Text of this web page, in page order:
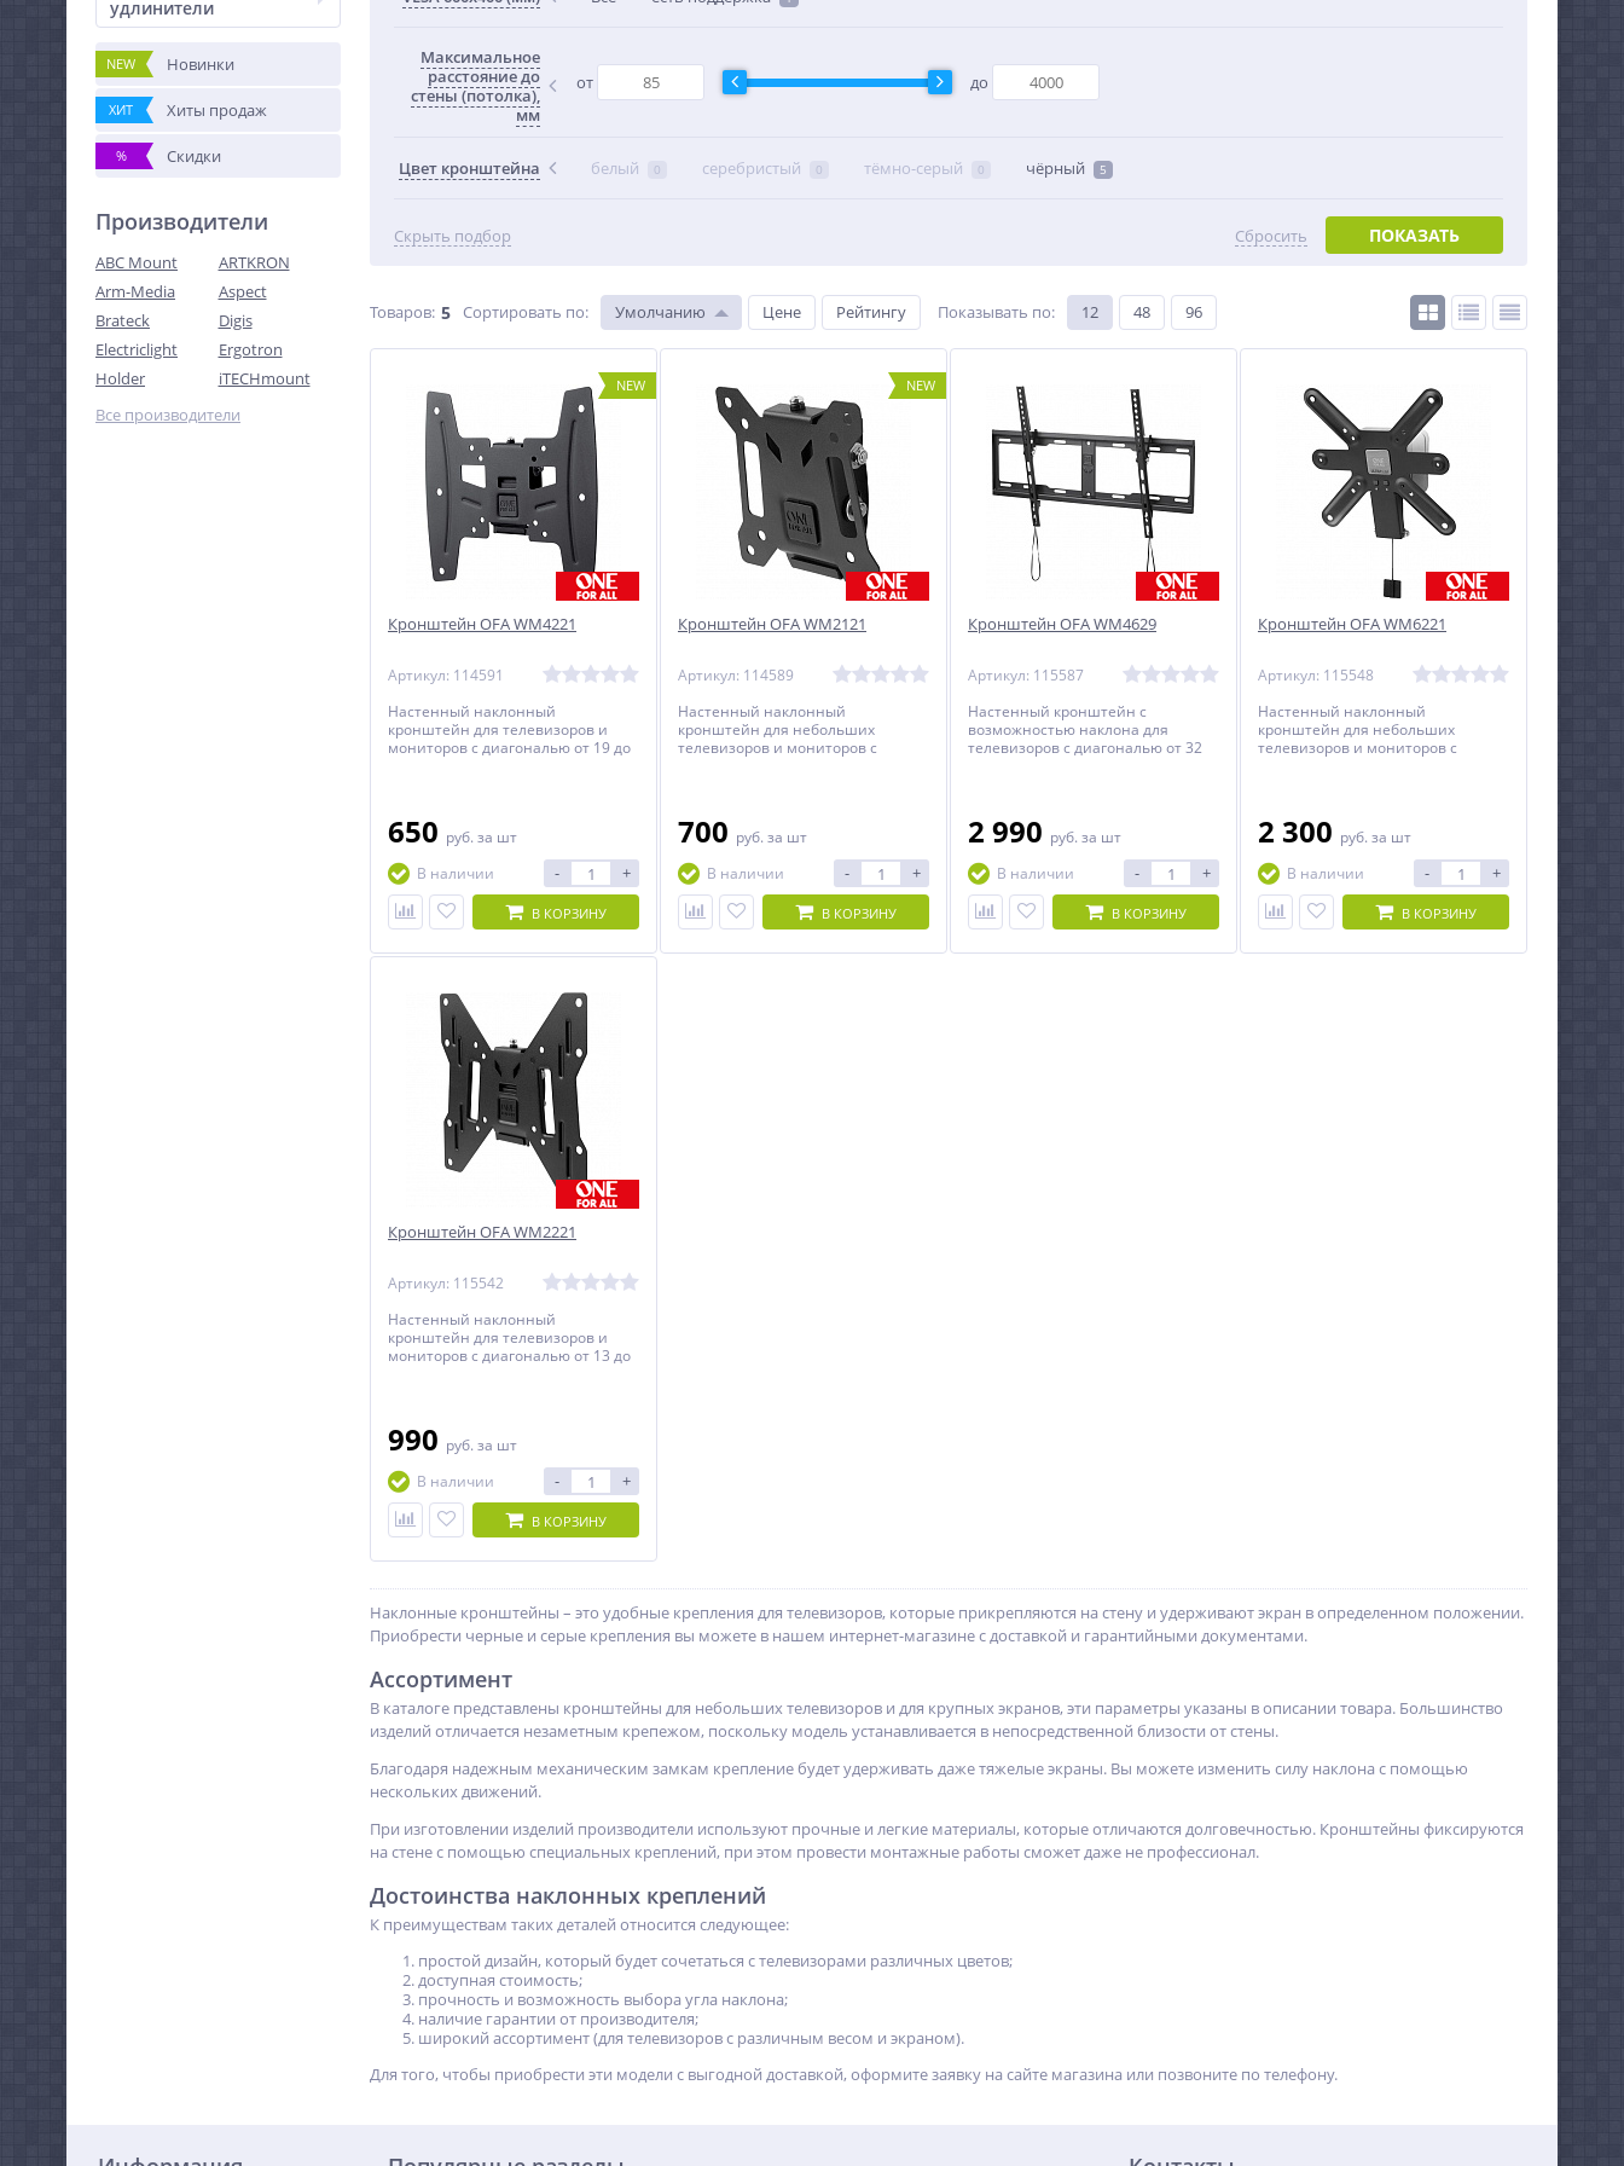
удлинители
NEW Новинки
ХИТ Хиты продаж
% Скидки
Производители
ABC Mount
ARTKRON
Arm-Media
Aspect
Brateck
Digis
Electriclight
Ergotron
Holder
iTECHmount
Все производители
Максимальное
расстояние до
стены (потолка),
мм
от до
Цвет кронштейна белый 0 серебристый 0 тёмно-серый 0 чёрный 5
Скрыть подбор ПОКАЗАТЬ
Сбросить
Товаров: 5 Сортировать по: Умолчанию Цене Рейтингу Показывать по: 12 48 96
NEW
Кронштейн OFA WM4221
Артикул: 114591
Настенный наклонный
кронштейн для телевизоров и
мониторов с диагональю от 19 до
650 руб. за шт
В наличии
- +
В КОРЗИНУ
NEW
Кронштейн OFA WM2121
Артикул: 114589
Настенный наклонный
кронштейн для небольших
телевизоров и мониторов с
700 руб. за шт
В наличии
- +
В КОРЗИНУ
Кронштейн OFA WM4629
Артикул: 115587
Настенный кронштейн с
возможностью наклона для
телевизоров с диагональю от 32
2 990 руб. за шт
В наличии
- +
В КОРЗИНУ
Кронштейн OFA WM6221
Артикул: 115548
Настенный наклонный
кронштейн для небольших
телевизоров и мониторов с
2 300 руб. за шт
В наличии
- +
В КОРЗИНУ
Кронштейн OFA WM2221
Артикул: 115542
Настенный наклонный
кронштейн для телевизоров и
мониторов с диагональю от 13 до
990 руб. за шт
В наличии
- +
В КОРЗИНУ
Наклонные кронштейны – это удобные крепления для телевизоров, которые прикрепляются на стену и удерживают экран в определенном положении.
Приобрести черные и серые крепления вы можете в нашем интернет-магазине с доставкой и гарантийными документами.
Ассортимент
В каталоге представлены кронштейны для небольших телевизоров и для крупных экранов, эти параметры указаны в описании товара. Большинство
изделий отличается незаметным крепежом, поскольку модель устанавливается в непосредственной близости от стены.
Благодаря надежным механическим замкам крепление будет удерживать даже тяжелые экраны. Вы можете изменить силу наклона с помощью
нескольких движений.
При изготовлении изделий производители используют прочные и легкие материалы, которые отличаются долговечностью. Кронштейны фиксируются
на стене с помощью специальных креплений, при этом провести монтажные работы сможет даже не профессионал.
Достоинства наклонных креплений
К преимуществам таких деталей относится следующее:
простой дизайн, который будет сочетаться с телевизорами различных цветов;
доступная стоимость;
прочность и возможность выбора угла наклона;
наличие гарантии от производителя;
широкий ассортимент (для телевизоров с различным весом и экраном).
Для того, чтобы приобрести эти модели с выгодной доставкой, оформите заявку на сайте магазина или позвоните по телефону.